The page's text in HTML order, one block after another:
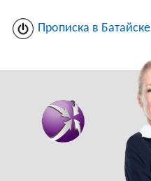
Прописка в Батайске